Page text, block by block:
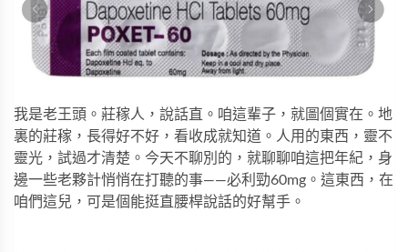
我是老王頭。莊稼人，說話直。咱這輩子，就圖個實在。地
裏的莊稼，長得好不好，看收成就知道。人用的東西，靈不
靈光，試過才清楚。今天不聊別的，就聊聊咱這把年紀，身
邊一些老夥計悄悄在打聽的事——必利勁60mg。這東西，在
咱們這兒，可是個能挺直腰桿說話的好幫手。